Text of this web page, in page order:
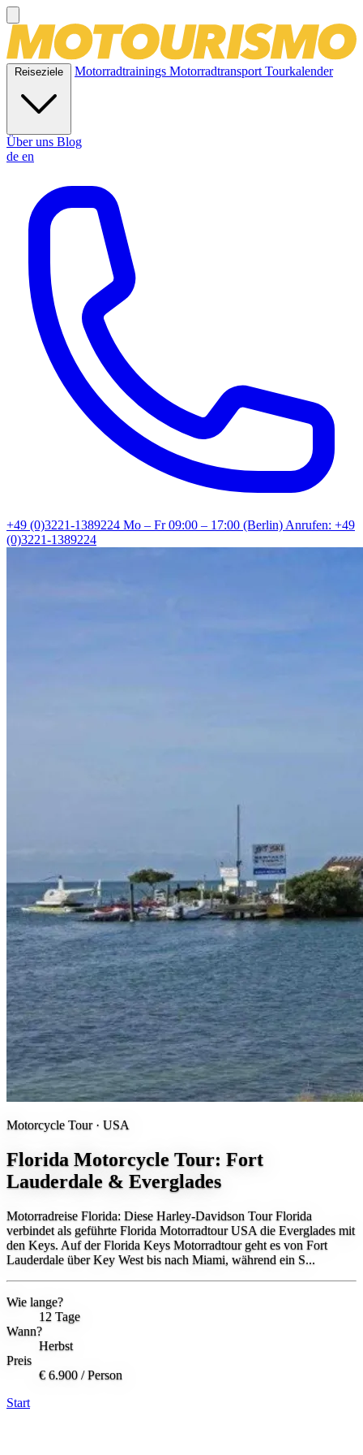
Reiseziele Motorradtrainings MotorradtransportTourkalender
Über uns Blog
de en
+49 (0)3221-1389224 Mo – Fr 09:00 – 17:00 (Berlin)Anrufen: +49
(0)3221-1389224
Motorcycle Tour · USA
Florida Motorcycle Tour: Fort
Lauderdale & Everglades
Motorradreise Florida: Diese Harley-Davidson Tour Florida
verbindet als geführte Florida Motorradtour USA die Everglades mit
den Keys. Auf der Florida Keys Motorradtour geht es von Fort
Lauderdale über Key West bis nach Miami, während ein S...
Wie lange?
12 Tage
Wann?
Herbst
Preis
€ 6.900 / Person
Start